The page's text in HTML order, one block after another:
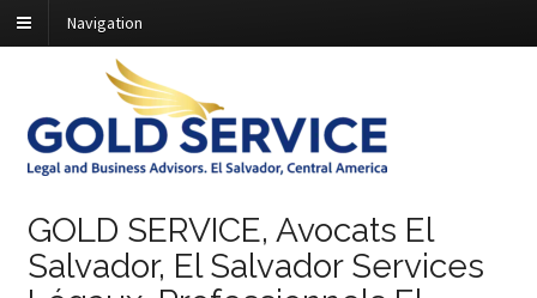
Navigation
GOLD SERVICE, Avocats El
Salvador, El Salvador Services